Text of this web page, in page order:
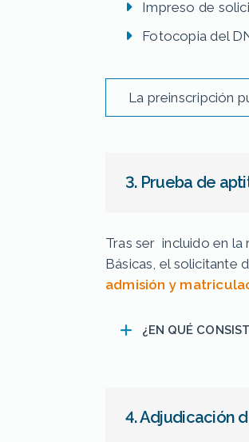
Impreso de
Fotocopia del
La preinscripción
3. Prueba de
Tras ser incluido en la
Básicas, el solicitante
admisión y
¿EN QUÉ
4. Adjudicación